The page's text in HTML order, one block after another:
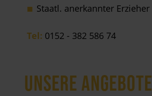
Staatl. anerkannter Erzieher
Tel: 0152 - 382 586 74
UNSERE ANGEBOTE